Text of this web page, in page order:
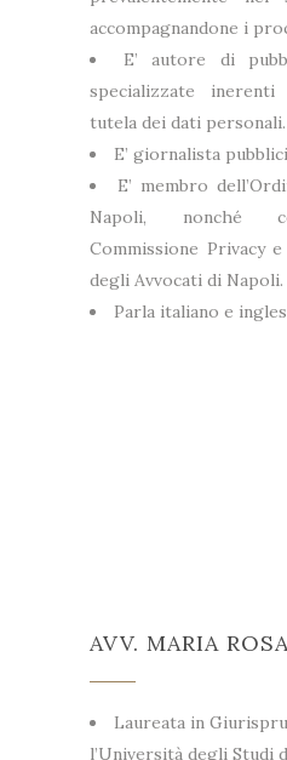
accompagnandone i
E’ autore di
specializzate
tutela dei dati personali.
E’ giornalista
E’ membro
Napoli, nonché
Commissione Privacy
degli Avvocati di Napoli.
Parla italiano e
AVV. MARIA
Laureata in
l’Università degli Studi